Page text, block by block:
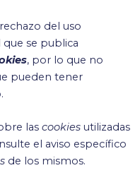
del uso
que se publica
, por lo que no
pueden tener
las cookies utilizadas
el aviso específico
de los mismos.